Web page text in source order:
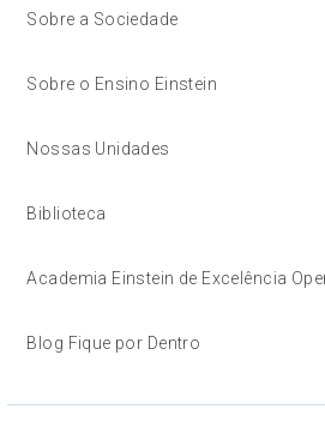
Sobre a Sociedade
Sobre o Ensino Einstein
Nossas Unidades
Biblioteca
Academia Einstein de Excelência
Blog Fique por Dentro